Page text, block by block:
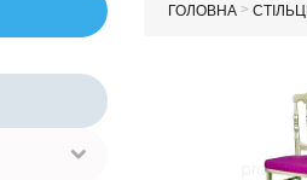
ГОЛОВНА > СТІЛЬЦІ